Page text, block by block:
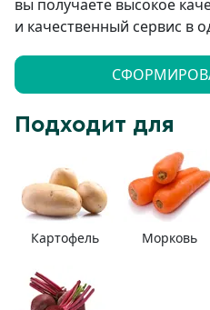
вы получаете высокое
и качественный сервис в
Подходит для
Картофель Морковь